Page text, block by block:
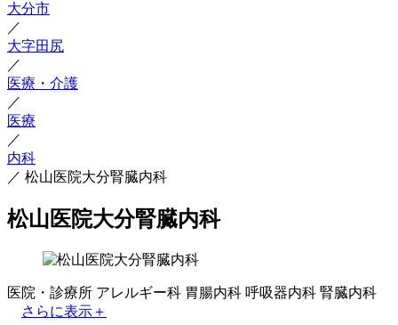
大分市
／
大字田尻
／
医療・介護
／
医療
／
内科
／ 松山医院大分腎臓内科
松山医院大分腎臓内科
医院・診療所 アレルギー科 胃腸内科 呼吸器内科 腎臓内科
さらに表示＋